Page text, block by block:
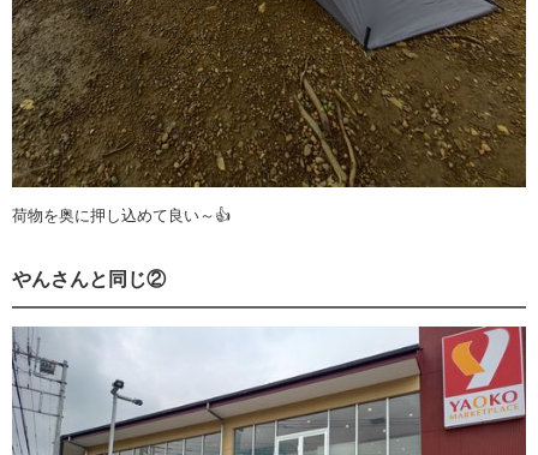
荷物を奥に押し込めて良い～👍️
やんさんと同じ②